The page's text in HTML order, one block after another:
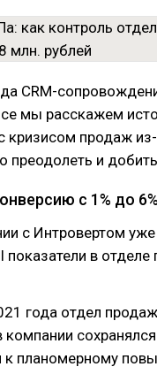
CRM-
мы расскажем
кризисом продаж
преодолеть и
с 1% до 6%
с Интровертом
показатели в
года отдел
компании
к планомерному